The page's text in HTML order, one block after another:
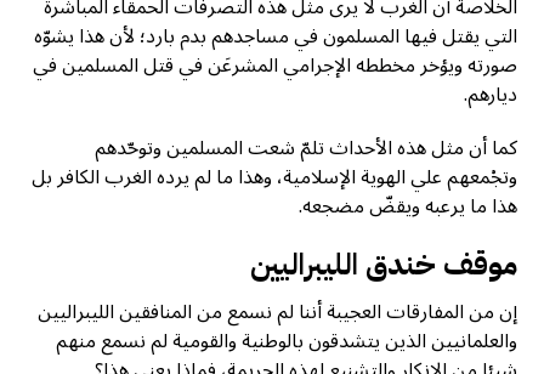
التي يقتل فيها المسلمون في مساجدهم بدم بارد؛ لأن هذا يشوّه
صورته ويؤخر مخططه الإجرامي المشرعَن في قتل المسلمين في
ديارهم.
كما أن مثل هذه الأحداث تلمّ شعت المسلمين وتوحّدهم
وتجْمعهم علي الهوية الإسلامية، وهذا ما لم يرده الغرب الكافر بل
هذا ما يرعبه ويقضّ مضجعه.
موقف خندق الليبراليين
إن من المفارقات العجيبة أننا لم نسمع من المنافقين الليبراليين
والعلمانيين الذين يتشدقون بالوطنية والقومية لم نسمع منهم